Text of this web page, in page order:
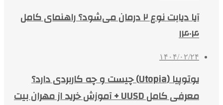
آیا دیابت نوع ۲ درمان می‌شود؟ راهنمای کامل
۱۴۰۴
۱۴۰۴/۰۲/۲۴
یوتوپیا (Utopia) چیست و چه کاربردی دارد؟
معرفی کامل UUSD + آموزش خرید از مهران بیت